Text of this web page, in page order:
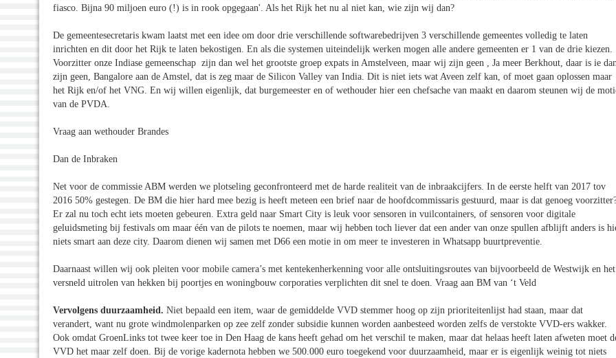
fiasco. Bijna 90 miljoen euro (!) is in rook opgegaan'. Als het Rijk het nu al niet kan, wie zijn wij dan?
De gemeentesecretaris kwam laatst met een idee om door drie verschillende softwarebedrijven 3 verschillende gemeentes volledig te laten
inrichten en dit door het Rijk te laten bekostigen. En als die systemen uiteindelijk werken mogen alle andere gemeenten er 1 van de drie kiezen.
Voorzitter onze Indiase gemeenschap zijn dan wel het grootste groep expats in Amstelveen, maar wij zijn geen , Ja meer Berkhout, daar is ie
zijn geen, Bangalore aan de Amstel, dat is zeg maar de Silicon Valley van India. Dit is niet iets wat Aveen zelf kan, of moet gaan oplossen maar
het Rijk en/of het VNG. En wij willen eigenlijk, dat burgemeester en of wethouder hier een chefsache van maakt en daarom steunen wij de
van de PVDA.
Vraag aan wethouder Brandes
Dan de Inbraken
Net voor de commissie ABM werden we plotseling geconfronteerd met de harde realiteit van de inbraakcijfers. In de eerste helft van 2017 tov
2016 50% gestegen. De BM die hier hard mee bezig is heeft meteen een brief naar de hoofdcommissaris gestuurd, maar is dat genoeg
Er zal nu toch echt iets moeten gebeuren. Extra geld naar Smart City is leuk voor sensoren in vuilcontainers, of sensoren voor digitale
geluidsmeting bij festivals om maar één van de pilots te noemen, maar wij hebben toch liever dat een ander van onze spullen afblijft anders is
niets smart aan deze city. Daarom dienen wij samen met D66 een motie in om meer te investeren in Whatsapp buurtpreventie.
Daarnaast willen wij ook pleiten voor mobile camera’s met kentekenherkenning voor alle ontsluitingsroutes van bijvoorbeeld de Westwijk en het
versneld uitrolen van hekken bij poortjes en woningbouw corporaties verplichten dit snel te doen. Vraag aan BM van ‘t Veld
Vervolgens duurzaamheid. Niet bepaald een item, waar de gemiddelde VVD stemmer hoog op zijn prioriteitenlijst had staan, maar dat
verandert, want nu grote windmolenparken op zee zelf zonder subsidie kunnen worden aanbesteed worden zelfs de verstokte VVD-ers wakker.
Ook omdat GroenLinks tot twee keer toe in Den Haag de kans heeft gehad om het verschil te maken, maar dat helaas heeft laten afweten moet
VVD het maar zelf doen. Bij de vorige kadernota hebben we 500.000 euro toegekend voor duurzaamheid, maar er is eigenlijk weinig tot niets